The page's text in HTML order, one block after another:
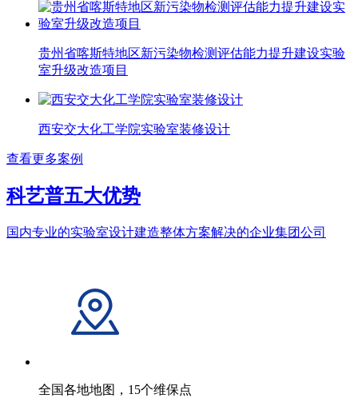
贵州省喀斯特地区新污染物检测评估能力提升建设实验
室升级改造项目
西安交大化工学院实验室装修设计
查看更多案例
科艺普五大优势
国内专业的实验室设计建造整体方案解决的企业集团公司
全国各地地图，15个维保点